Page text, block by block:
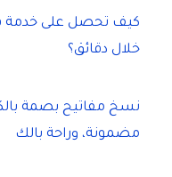
كيف تحصل على خدمة
خلال دقائق؟
نسخ مفاتيح بصمة
مضمونة، وراحة بالك